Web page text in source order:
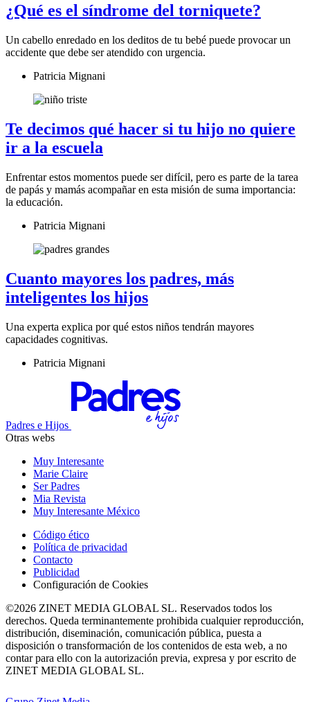
¿Qué es el síndrome del torniquete?
Un cabello enredado en los deditos de tu bebé puede provocar un
accidente que debe ser atendido con urgencia.
Patricia Mignani
Te decimos qué hacer si tu hijo no quiere
ir a la escuela
Enfrentar estos momentos puede ser difícil, pero es parte de la tarea
de papás y mamás acompañar en esta misión de suma importancia:
la educación.
Patricia Mignani
Cuanto mayores los padres, más
inteligentes los hijos
Una experta explica por qué estos niños tendrán mayores
capacidades cognitivas.
Patricia Mignani
Padres e Hijos
Otras webs
Muy Interesante
Marie Claire
Ser Padres
Mia Revista
Muy Interesante México
Código ético
Política de privacidad
Contacto
Publicidad
Configuración de Cookies
©2026 ZINET MEDIA GLOBAL SL. Reservados todos los
derechos. Queda terminantemente prohibida cualquier reproducción,
distribución, diseminación, comunicación pública, puesta a
disposición o transformación de los contenidos de esta web, a no
contar para ello con la autorización previa, expresa y por escrito de
ZINET MEDIA GLOBAL SL.